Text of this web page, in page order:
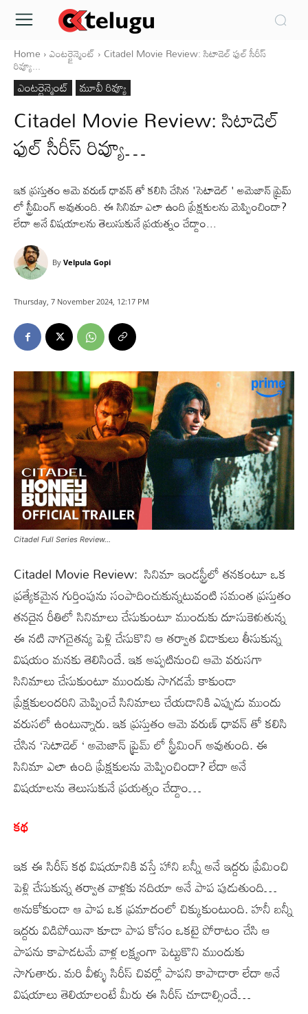
Home ఎంటర్టైన్మెంట్ Citadel Movie Review: సిటాడెల్ ఫుల్ సీరీస్
రివ్యూ...
ఎంటర్టైన్మెంట్ మూవీ రివ్యూ
Citadel Movie Review: సిటాడెల్
ఫుల్ సీరీస్ రివ్యూ…
ఇక ప్రస్తుతం ఆమె వరుణ్ ధావన్ తో కలిసి చేసిన 'సెటాడెల్ ' అమెజాన్ ప్రైమ్
లో స్ట్రీమింగ్ అవుతుంది. ఈ సినిమా ఎలా ఉంది ప్రేక్షకులను మెప్పించిందా?
లేదా అనే విషయాలను తెలుసుకునే ప్రయత్నం చేద్దాం...
By Velpula Gopi
Thursday, 7 November 2024, 12:17 PM
Citadel Full Series Review...
Citadel Movie Review: సినిమా ఇండస్ట్రీలో తనకంటూ ఒక
ప్రత్యేకమైన గుర్తింపును సంపాదించుకున్నటువంటి సమంత ప్రస్తుతం
తనదైన రీతిలో సినిమాలు చేసుకుంటూ ముందుకు దూసుకెళుతున్న
ఈ నటి నాగచైతన్య పెళ్లి చేసుకొని ఆ తర్వాత విడాకులు తీసుకున్న
విషయం మనకు తెలిసిందే. ఇక అప్పటినుంచి ఆమె వరుసగా
సినిమాలు చేసుకుంటూ ముందుకు సాగడమే కాకుండా
ప్రేక్షకులందరిని మెప్పించే సినిమాలు చేయడానికి ఎప్పుడు ముందు
వరుసలో ఉంటున్నారు. ఇక ప్రస్తుతం ఆమె వరుణ్ ధావన్ తో కలిసి
చేసిన ‘సెటాడెల్ ‘ అమెజాన్ ప్రైమ్ లో స్ట్రీమింగ్ అవుతుంది. ఈ
సినిమా ఎలా ఉంది ప్రేక్షకులను మెప్పించిందా? లేదా అనే
విషయాలను తెలుసుకునే ప్రయత్నం చేద్దాం…
కథ
ఇక ఈ సిరీస్ కథ విషయానికి వస్తే హాని బన్నీ అనే ఇద్దరు ప్రేమించి
పెళ్లి చేసుకున్న తర్వాత వాళ్లకు నదియా అనే పాప పుడుతుంది…
అనుకోకుండా ఆ పాప ఒక ప్రమాదంలో చిక్కుకుంటుంది. హనీ బన్నీ
ఇద్దరు విడిపోయినా కూడా పాప కోసం ఒకటై పోరాటం చేసి ఆ
పాపను కాపాడటమే వాళ్ల లక్ష్యంగా పెట్టుకొని ముందుకు
సాగుతారు. మరి వీళ్ళు సిరీస్ చివర్లో పాపని కాపాడారా లేదా అనే
విషయాలు తెలియాలంటే మీరు ఈ సిరీస్ చూడాల్సిందే…